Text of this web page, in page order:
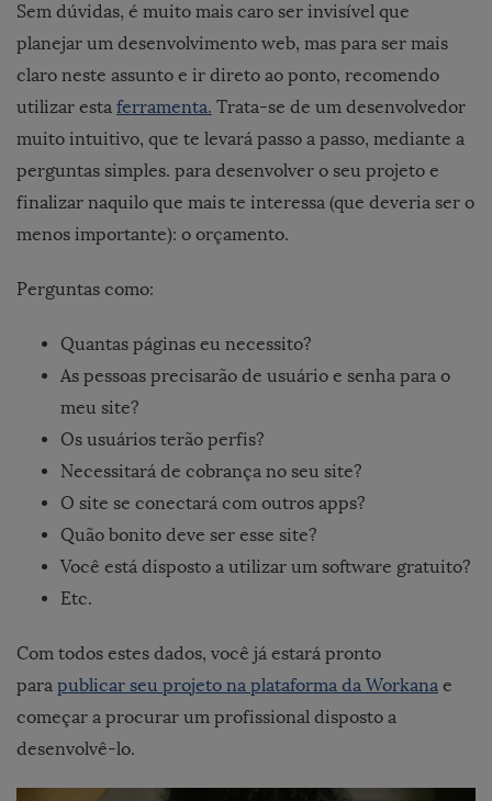
Sem dúvidas, é muito mais caro ser invisível que
planejar um desenvolvimento web, mas para ser mais
claro neste assunto e ir direto ao ponto, recomendo
utilizar esta ferramenta. Trata-se de um desenvolvedor
muito intuitivo, que te levará passo a passo, mediante a
perguntas simples. para desenvolver o seu projeto e
finalizar naquilo que mais te interessa (que deveria ser o
menos importante): o orçamento.
Perguntas como:
Quantas páginas eu necessito?
As pessoas precisarão de usuário e senha para o
meu site?
Os usuários terão perfis?
Necessitará de cobrança no seu site?
O site se conectará com outros apps?
Quão bonito deve ser esse site?
Você está disposto a utilizar um software gratuito?
Etc.
Com todos estes dados, você já estará pronto
para publicar seu projeto na plataforma da Workana e
começar a procurar um profissional disposto a
desenvolvê-lo.